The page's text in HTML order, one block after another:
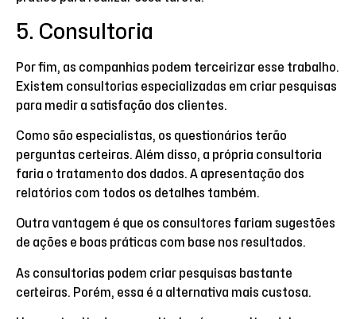
5. Consultoria
Por fim, as companhias podem terceirizar esse trabalho.
Existem consultorias especializadas em criar pesquisas
para medir a satisfação dos clientes.
Como são especialistas, os questionários terão
perguntas certeiras. Além disso, a própria consultoria
faria o tratamento dos dados. A apresentação dos
relatórios com todos os detalhes também.
Outra vantagem é que os consultores fariam sugestões
de ações e boas práticas com base nos resultados.
As consultorias podem criar pesquisas bastante
certeiras. Porém, essa é a alternativa mais custosa.